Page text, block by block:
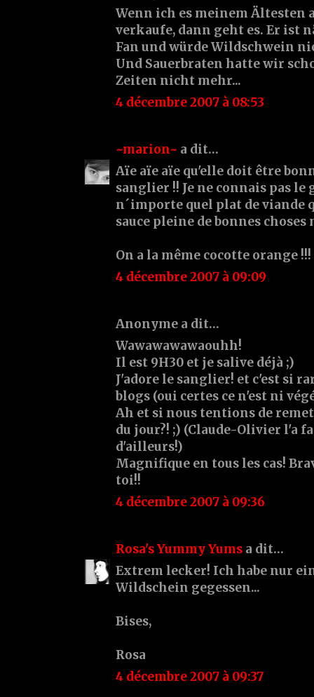
Wenn ich es meinem Ältesten
verkaufe, dann geht es. Er ist
Fan und würde Wildschwein
Und Sauerbraten hatte wir
Zeiten nicht mehr...
4 décembre 2007 à 08:53
~marion~ a dit…
Aïe aïe aïe qu'elle doit être
sanglier !! Je ne connais pas
n´importe quel plat de viande
sauce pleine de bonnes
On a la même cocotte orange
4 décembre 2007 à 09:09
Anonyme a dit…
Wawawawawaouhh!
Il est 9H30 et je salive déjà ;)
J'adore le sanglier! et c'est si
blogs (oui certes ce n'est ni
Ah et si nous tentions de
du jour?! ;) (Claude-Olivier l'a
d'ailleurs!)
Magnifique en tous les cas!
toi!!
4 décembre 2007 à 09:36
Rosa's Yummy Yums a dit…
Extrem lecker! Ich habe nur
Wildschein gegessen...
Bises,
Rosa
4 décembre 2007 à 09:37